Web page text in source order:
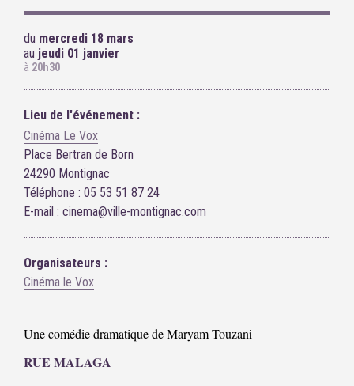
du mercredi 18 mars
au jeudi 01 janvier
à 20h30
Lieu de l'événement :
Cinéma Le Vox
Place Bertran de Born
24290 Montignac
Téléphone : 05 53 51 87 24
E-mail : cinema@ville-montignac.com
Organisateurs :
Cinéma le Vox
Une comédie dramatique de Maryam Touzani
RUE MALAGA